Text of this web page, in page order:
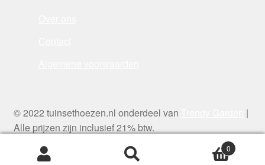
© 2022 tuinsethoezen.nl onderdeel van
|
Alle prijzen zijn inclusief 21% btw.
Zoeken
0